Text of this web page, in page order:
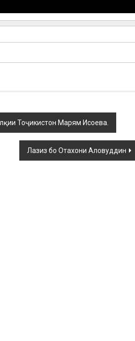
Тоҷикистон Марям Исоева.
Лазиз бо Отахони Аловуддин